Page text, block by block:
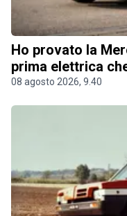
Ho provato la
prima elettrica
08 agosto 2026, 9.40